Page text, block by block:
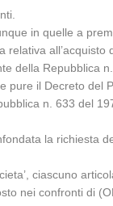
in quelle a
della Repubblica
il Decreto
n. 633 del
la richiesta
ciascuno
nei confronti di